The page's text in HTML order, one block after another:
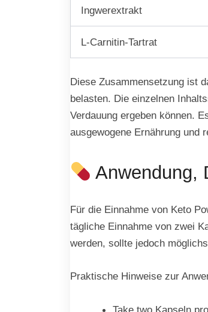
Ingwerextrakt
L-Carnitin-Tartrat
Diese Zusammensetzung ist
belasten. Die einzelnen
Verdauung ergeben können.
ausgewogene Ernährung und
Anwendung,
Für die Einnahme von Keto
tägliche Einnahme von zwei
werden, sollte jedoch
Praktische Hinweise zur
Take two Kapseln